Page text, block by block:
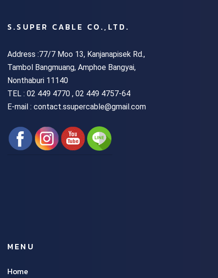
S.SUPER CABLE CO.,LTD.
Address :77/7 Moo 13, Kanjanapisek Rd.,
Tambol Bangmuang, Amphoe Bangyai,
Nonthaburi 11140
TEL : 02 449 4770 , 02 449 4757-64
E-mail : contact.ssupercable@gmail.com
MENU
Home